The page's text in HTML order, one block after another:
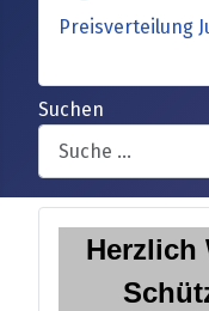
Preisverteilung
Suchen
Herzlich